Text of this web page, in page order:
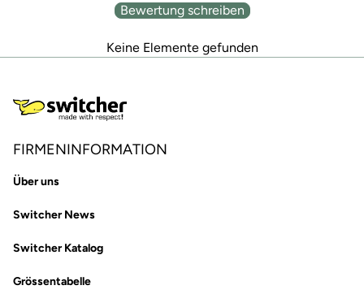
Bewertung schreiben
Keine Elemente gefunden
FIRMENINFORMATION
Über uns
Switcher News
Switcher Katalog
Grössentabelle